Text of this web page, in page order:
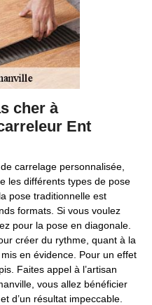
cher à
Ent
carrelage personnalisée,
les différents types de pose
pose traditionnelle est
formats. Si vous voulez
pour la pose en diagonale.
créer du rythme, quant à la
en évidence. Pour un effet
Faites appel à l’artisan
vous allez bénéficier
d’un résultat impeccable.